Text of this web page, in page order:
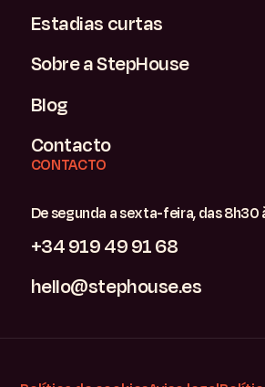
Estadias curtas
Sobre a StepHouse
Blog
Contacto
CONTACTO
De segunda a sexta-feira, das 8h30
+34 919 49 91 68
hello@stephouse.es